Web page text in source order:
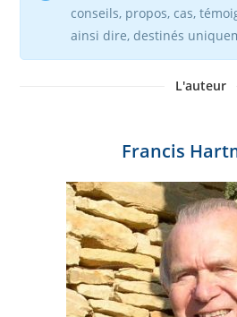
conseils, propos, cas,
ainsi dire, destinés
L'auteur
Francis